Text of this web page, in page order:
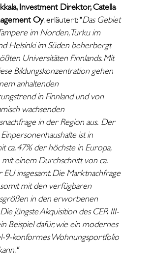
Investment Direktor, Catella
Oy, erläutert: "Das Gebiet
im Norden, Turku im
Helsinki im Süden beherbergt
Universitäten Finnlands. Mit
Bildungskonzentration gehen
anhaltenden
in Finnland und von
wachsenden
in der Region aus. Der
ist in
ca. 47% der höchste in Europa,
einem Durchschnitt von ca.
EU insgesamt. Die Marktnachfrage
mit den verfügbaren
in den erworbenen
jüngste Akquisition des CER III-
Beispiel dafür, wie ein modernes
9-konformes Wohnungsportfolio